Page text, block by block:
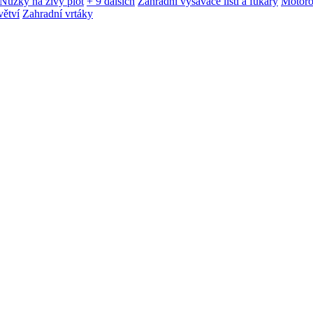
Zahradní vrtáky